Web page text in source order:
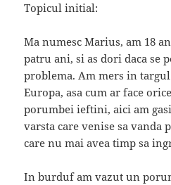
Topicul initial:
Ma numesc Marius, am 18
patru ani, si as dori daca se
problema. Am mers in
Europa, asa cum ar face
porumbei ieftini, aici am
varsta care venise sa
care nu mai avea timp sa
In burduf am vazut un